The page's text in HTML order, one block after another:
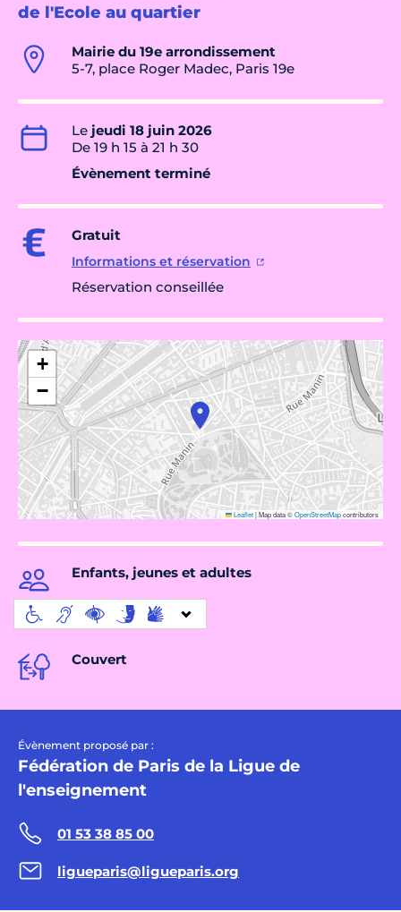
de l'Ecole au quartier
Mairie du 19e arrondissement
5-7, place Roger Madec, Paris 19e
Le jeudi 18 juin 2026
De 19 h 15 à 21 h 30
Évènement terminé
Gratuit
Informations et réservation
Réservation conseillée
+
−
Leaflet|Map data ©OpenStreetMapcontributors
Enfants, jeunes et adultes
Couvert
Évènement proposé par :
Fédération de Paris de la Ligue de
l'enseignement
01 53 38 85 00
ligueparis@ligueparis.org